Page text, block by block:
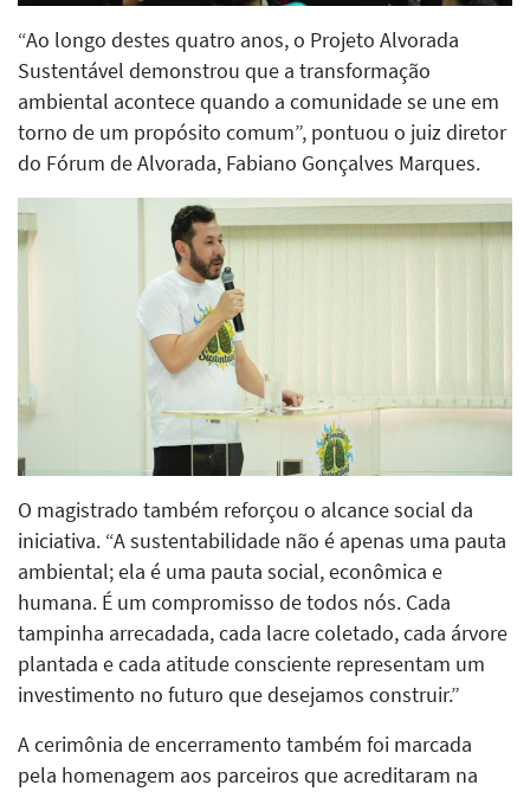
“Ao longo destes quatro anos, o Projeto Alvorada
Sustentável demonstrou que a transformação
ambiental acontece quando a comunidade se une em
torno de um propósito comum”, pontuou o juiz diretor
do Fórum de Alvorada, Fabiano Gonçalves Marques.
O magistrado também reforçou o alcance social da
iniciativa. “A sustentabilidade não é apenas uma pauta
ambiental; ela é uma pauta social, econômica e
humana. É um compromisso de todos nós. Cada
tampinha arrecadada, cada lacre coletado, cada árvore
plantada e cada atitude consciente representam um
investimento no futuro que desejamos construir.”
A cerimônia de encerramento também foi marcada
pela homenagem aos parceiros que acreditaram na